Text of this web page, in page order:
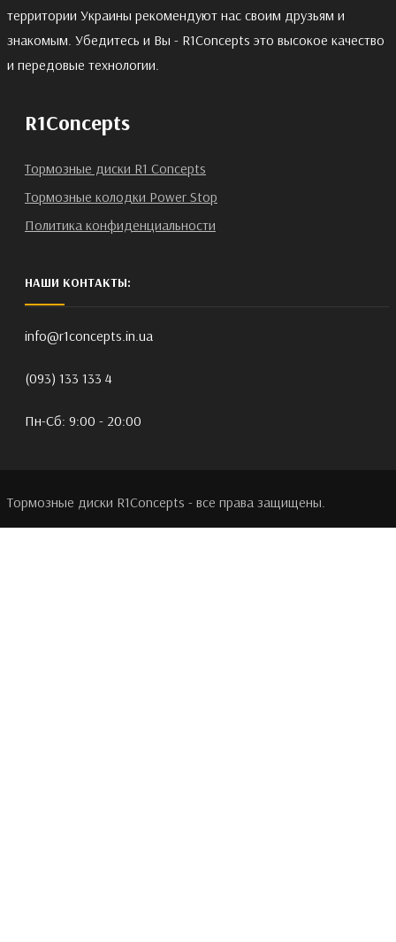
территории Украины рекомендуют нас своим друзьям и
знакомым. Убедитесь и Вы - R1Concepts это высокое качество
и передовые технологии.
R1Concepts
Тормозные диски R1 Concepts
Тормозные колодки Power Stop
Политика конфиденциальности
НАШИ КОНТАКТЫ:
info@r1concepts.in.ua
(093) 133 133 4
Пн-Сб: 9:00 - 20:00
Тормозные диски R1Concepts - все права защищены.